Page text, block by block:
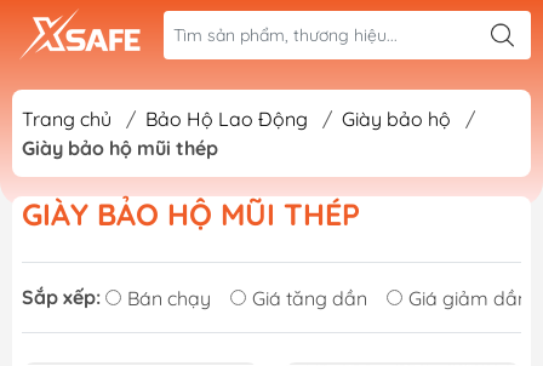
Trang chủ / Bảo Hộ Lao Động / Giày bảo hộ
/
Giày bảo hộ mũi thép
GIÀY BẢO HỘ MŨI THÉP
Sắp xếp: Bán chạy Giá tăng dần Giá giảm dần